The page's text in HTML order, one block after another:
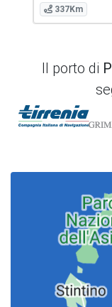
337Km
Il porto di